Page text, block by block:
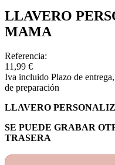
LLAVERO
MAMA
Referencia:
11,99 €
Iva incluido Plazo de
de preparación
LLAVERO
SE PUEDE GRABAR
TRASERA